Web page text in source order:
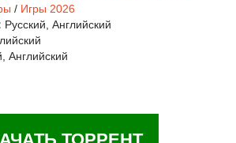
/ Игры 2026
Русский, Английский
Английский